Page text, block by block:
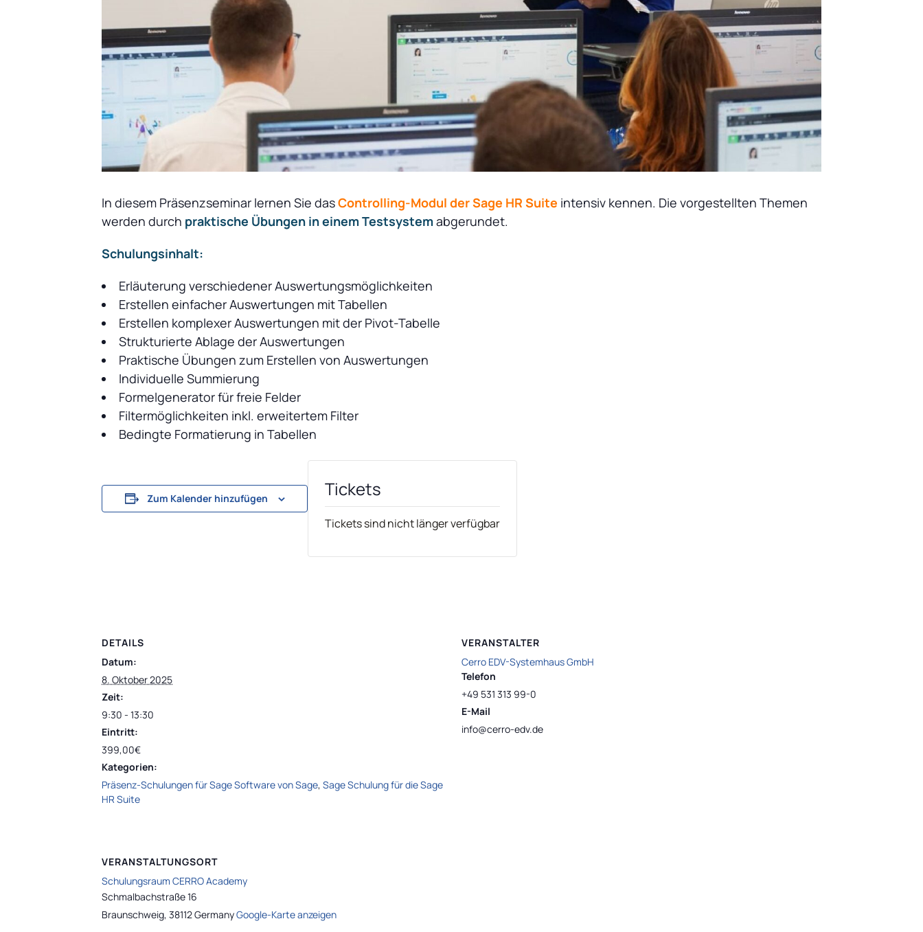
In diesem Präsenzseminar lernen Sie dasControlling-Modul der Sage HR Suite intensiv kennen. Die vorgestellten Themen
werden durch praktische Übungen in einem Testsystemabgerundet.
Schulungsinhalt:
Erläuterung verschiedener Auswertungsmöglichkeiten
Erstellen einfacher Auswertungen mit Tabellen
Erstellen komplexer Auswertungen mit der Pivot-Tabelle
Strukturierte Ablage der Auswertungen
Praktische Übungen zum Erstellen von Auswertungen
Individuelle Summierung
Formelgenerator für freie Felder
Filtermöglichkeiten inkl. erweitertem Filter
Bedingte Formatierung in Tabellen
Zum Kalender hinzufügen
DETAILS
Datum:
8. Oktober 2025
Zeit:
9:30 - 13:30
Eintritt:
399,00€
Kategorien:
Präsenz-Schulungen für Sage Software von Sage, Sage Schulung für die Sage
HR Suite
VERANSTALTER
Cerro EDV-Systemhaus GmbH
Telefon
+49 531 313 99-0
E-Mail
info@cerro-edv.de
VERANSTALTUNGSORT
Schulungsraum CERRO Academy
Schmalbachstraße 16
Braunschweig, 38112GermanyGoogle-Karte anzeigen
Tickets
Tickets sind nicht länger verfügbar